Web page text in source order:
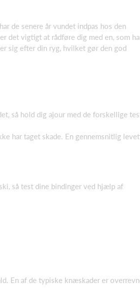
de senere år vundet indpas hos den
det vigtigt at rådføre dig med en, som
sig efter din ryg, hvilket gør den god
så hold dig ajour med de forskellige
har taget skade. En gennemsnitlig
så test dine bindinger ved hjælp af
En af de typiske knæskader er